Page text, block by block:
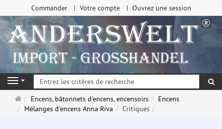
Commander Votre compte Ouvrez une session
Navigation
Page
d'accueil
Encens, bâtonnets d'encens, encensoirs
Encens
Mélanges d'encens Anna Riva
Critiques